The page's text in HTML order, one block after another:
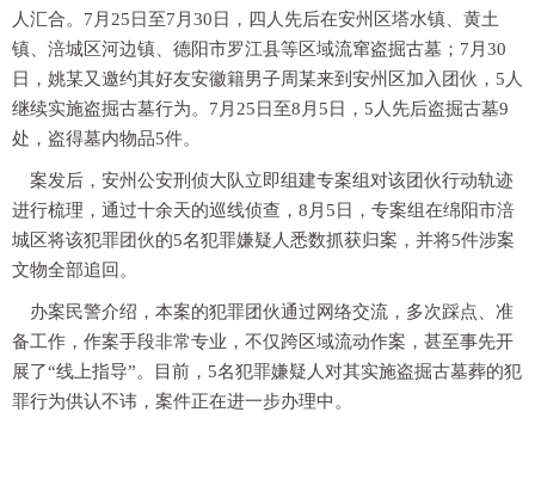
人汇合。7月25日至7月30日，四人先后在安州区塔水镇、黄土
镇、涪城区河边镇、德阳市罗江县等区域流窜盗掘古墓；7月30
日，姚某又邀约其好友安徽籍男子周某来到安州区加入团伙，5人
继续实施盗掘古墓行为。7月25日至8月5日，5人先后盗掘古墓9
处，盗得墓内物品5件。
案发后，安州公安刑侦大队立即组建专案组对该团伙行动轨迹
进行梳理，通过十余天的巡线侦查，8月5日，专案组在绵阳市涪
城区将该犯罪团伙的5名犯罪嫌疑人悉数抓获归案，并将5件涉案
文物全部追回。
办案民警介绍，本案的犯罪团伙通过网络交流，多次踩点、准
备工作，作案手段非常专业，不仅跨区域流动作案，甚至事先开
展了“线上指导”。目前，5名犯罪嫌疑人对其实施盗掘古墓葬的犯
罪行为供认不讳，案件正在进一步办理中。